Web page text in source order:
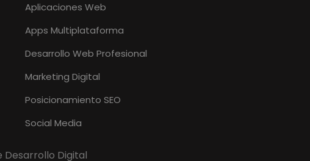
Aplicaciones Web
Apps Multiplataforma
Desarrollo Web Profesional
Marketing Digital
Posicionamiento SEO
Social Media
Desarrollo Digital